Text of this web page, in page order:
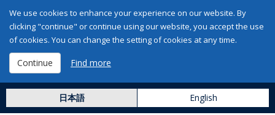
We use cookies to enhance your experience on our website. By
clicking "continue" or continue using our website, you accept the use
of cookies. You can change the setting of cookies at any time.
Continue Find more
日本語 English